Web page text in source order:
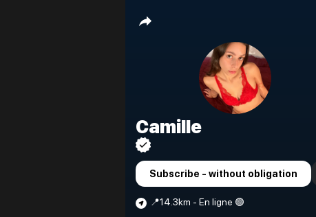
Camille
Subscribe - without obligation
📍14.3km - En ligne 🟢